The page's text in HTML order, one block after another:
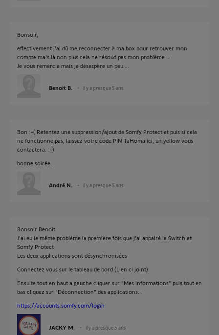
Bonsoir,
effectivement j'ai dû me reconnecter à ma box pour retrouver mon
compte mais là non plus cela ne résoud pas mon problème ...
Je vous remercie mais je désespère un peu ...
Benoit B. il y a presque 5 ans
Bon :-( Retentez une suppression/ajout de Somfy Protect et puis si cela
ne fonctionne pas, laissez votre code PIN TaHoma ici, un yellow vous
contactera. :-)
bonne soirée.
André N. il y a presque 5 ans
Bonsoir Benoit
J'ai eu le même problème la première fois que j'ai appairé la Switch et
Somfy Protect
Les deux applications sont désynchronisées
Connectez vous sur le tableau de bord (Lien ci joint)
Ensuite tout en haut a gauche cliquer sur "Mes informations" puis tout en
bas cliquez sur "Déconnection" des applications...
https://accounts.somfy.com/login
JACKY M. il y a presque 5 ans